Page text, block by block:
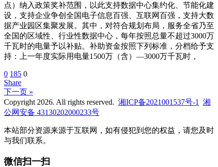
点）纳入政策奖补范围，以此支持数据中心集约化、节能化建
设，支持企业争创全国电子信息百强、互联网百强，支持大数
据产业园区集聚发展。其中，对符合规划布局，服务全省乃至
全国的区域性、行业性数据中心，每年按照总量不超过3000万
千瓦时的电量予以补贴。补助资金按照下列标准，分档给予支
持：上一年度实际用电量1500万（含）—3000万千瓦时，
0 185 0
Share
下一页 »
Copyright 2026. All rights reserved. 湘ICP备2021001537号-1
湘
公网安备 43130202000233号
本站部分资源来源于互联网，如有侵犯到您的权益，请您及时
与我们联系。
微信扫一扫